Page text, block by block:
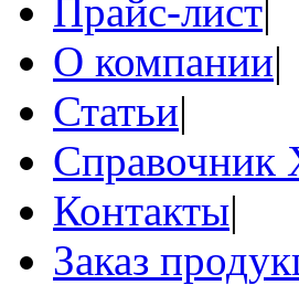
Прайс-лист|
О компании|
Статьи|
Контакты|
Заказ